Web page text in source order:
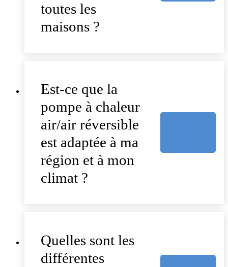
toutes les
maisons ?
Est-ce que la
pompe à chaleur
air/air réversible
est adaptée à ma
région et à mon
climat ?
Quelles sont les
différentes